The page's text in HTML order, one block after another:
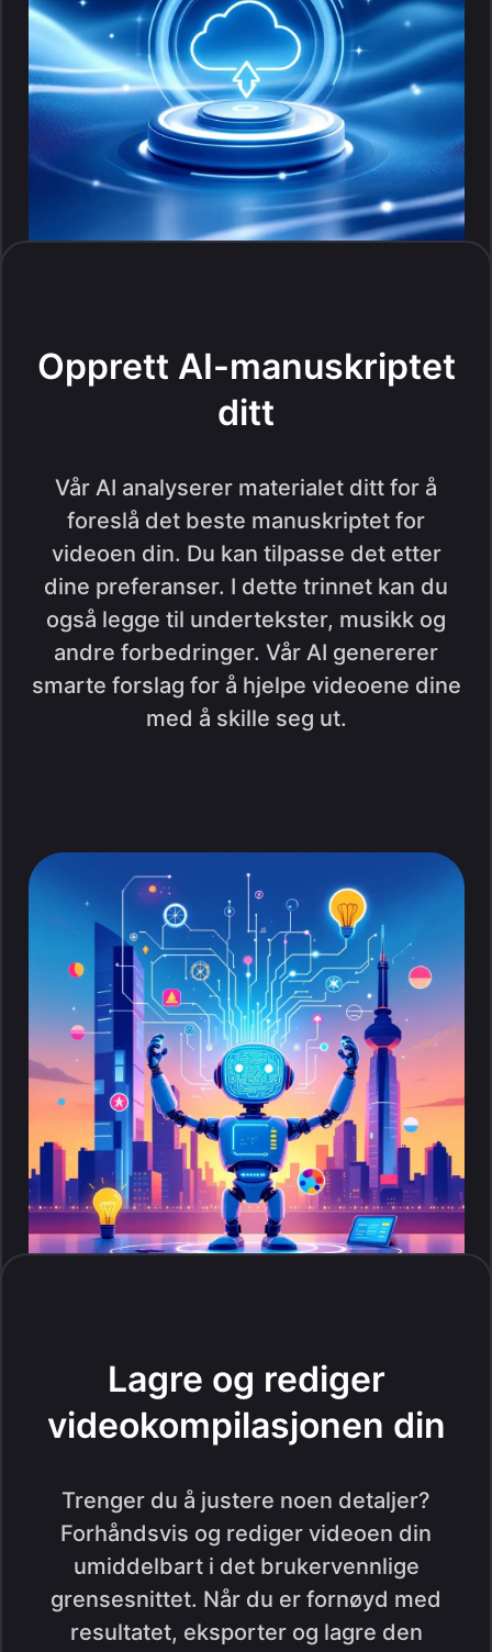
Opprett AI-manuskriptet
ditt
Vår AI analyserer materialet ditt for å
foreslå det beste manuskriptet for
videoen din. Du kan tilpasse det etter
dine preferanser. I dette trinnet kan du
også legge til undertekster, musikk og
andre forbedringer. Vår AI genererer
smarte forslag for å hjelpe videoene dine
med å skille seg ut.
Lagre og rediger
videokompilasjonen din
Trenger du å justere noen detaljer?
Forhåndsvis og rediger videoen din
umiddelbart i det brukervennlige
grensesnittet. Når du er fornøyd med
resultatet, eksporter og lagre den